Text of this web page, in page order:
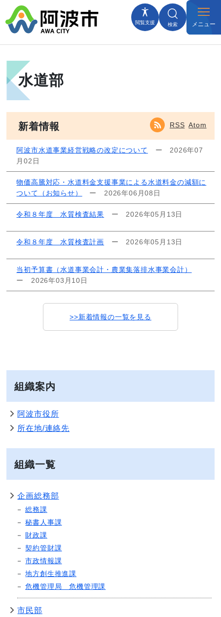
閲覧支援 検索 メニュー
水道部
RSS Atom
新着情報
阿波市水道事業経営戦略の改定について ー 2026年07
月02日
物価高騰対応・水道料金支援事業による水道料金の減額に
ついて（お知らせ）
ー 2026年06月08日
令和８年度 水質検査結果 ー 2026年05月13日
令和８年度 水質検査計画 ー 2026年05月13日
当初予算書（水道事業会計・農業集落排水事業会計）
ー 2026年03月10日
>>新着情報の一覧を見る
組織案内
阿波市役所
所在地/連絡先
組織一覧
企画総務部
総務課
秘書人事課
財政課
契約管財課
市政情報課
地方創生推進課
危機管理局 危機管理課
市民部